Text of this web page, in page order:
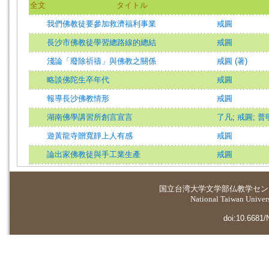
全文 タイトル
我們佛教徒要參加救濟福利事業 戒圓
長沙市佛教徒學習總路線的總結 戒圓
淺論「廢除祈禱」與佛教之關係 戒圓 (著)
略談佛陀生卒年代 戒圓
報導長沙佛教情形 戒圓
湖南佛學講習所創言宣言 了凡; 戒圓 ; 普
遊黃龍寺贈寬靜上人有感 戒圓
論出家佛教徒與手工業生產 戒圓
国立台湾大学文学部仏教学セ
National Taiwan
doi:10.6681/